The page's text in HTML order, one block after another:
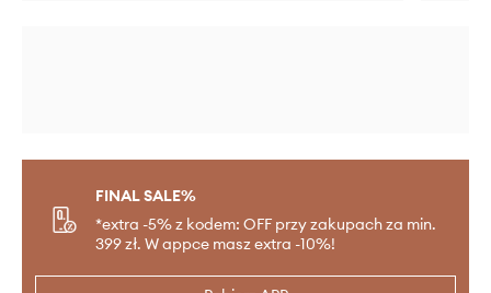
FINAL SALE%
*extra -5% z kodem: OFF przy zakupach za min.
399 zł. W appce masz extra -10%!